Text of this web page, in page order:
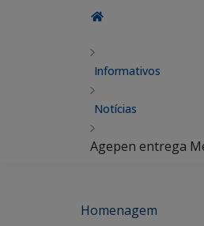
Informativos
Notícias
Agepen entrega
Homenagem